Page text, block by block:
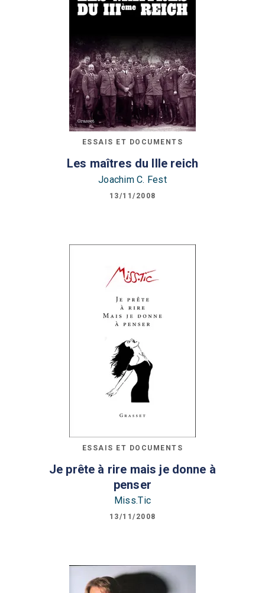
ESSAIS ET DOCUMENTS
Les maîtres du IIIe reich
Joachim C. Fest
13/11/2008
ESSAIS ET DOCUMENTS
Je prête à rire mais je donne à
penser
Miss.Tic
13/11/2008